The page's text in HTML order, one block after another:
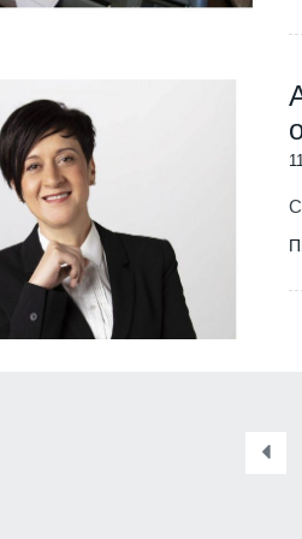
Новото издание
библиотеки 2026"
10
Проект RESCALE
малки и средни
България и
развитие на
Бизнес и финанси